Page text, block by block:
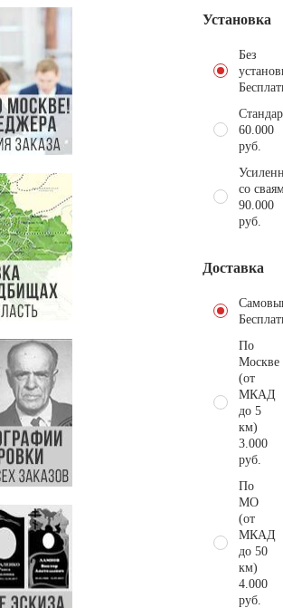
Установка
Без
60.000
руб.
со
90.000
руб.
Доставка
По
Москве
(от
МКАД
до 5
км)
3.000
руб.
По
МО
(от
МКАД
до 50
км)
4.000
руб.